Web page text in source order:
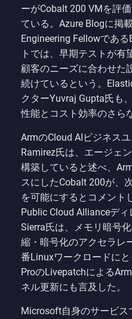
ーがCobalt 200 VMを評
ている。Azure Blogに掲
Engineering Fellowであ
トでは、早期テストが有
顧客のニーズに合わせた
続けているという。
クターYuvraj Gupta氏も
性能とコスト効率のさら
ArmのCloud AIビジネス
Ramirez氏は、エージェ
構築していると述べ、
スにしたCobalt 200が、
を可能にするとコメント
Public Cloud Allianceデ
Sierra氏は、メモリ暗号
縮・暗号化のアクセラレ
番Linuxワークロードに
ProのLivepatchによる
ネル更新にも言及した。
Microsoft自身のサービス